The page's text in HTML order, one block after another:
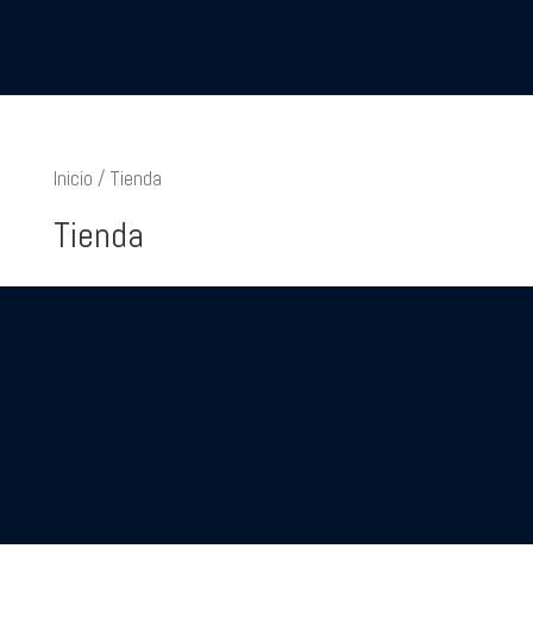
Inicio / Tienda
Tienda